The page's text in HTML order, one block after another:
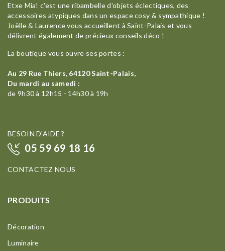
Etxe Mia! c'est une ribambelle d'objets éclectiques, des
accessoires atypiques dans un espace cosy & sympathique !
Joëlle & Laurence vous accueillent à Saint-Palais et vous
délivrent également de précieux conseils déco !
La boutique vous ouvre ses portes :
Au 29 Rue Thiers, 64120 Saint-Palais,
Du mardi au samedi :
de 9h30 à 12h15 - 14h30 à 19h
BESOIN D'AIDE ?
05 59 69 18 16
CONTACTEZ NOUS
PRODUITS
Décoration
Luminaire